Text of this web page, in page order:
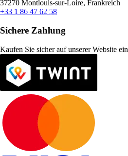
37270 Montlouis-sur-Loire, Frankreich
+33 1 86 47 62 58
Sichere Zahlung
Kaufen Sie sicher auf unserer Website ein